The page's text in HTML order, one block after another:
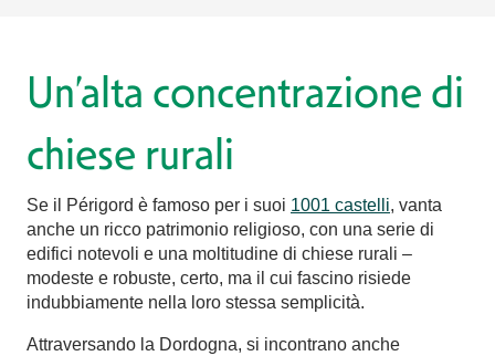
Un’alta concentrazione di
chiese rurali
Se il Périgord è famoso per i suoi 1001 castelli, vanta
anche un ricco patrimonio religioso, con una serie di
edifici notevoli e una moltitudine di chiese rurali –
modeste e robuste, certo, ma il cui fascino risiede
indubbiamente nella loro stessa semplicità.
Attraversando la Dordogna, si incontrano anche